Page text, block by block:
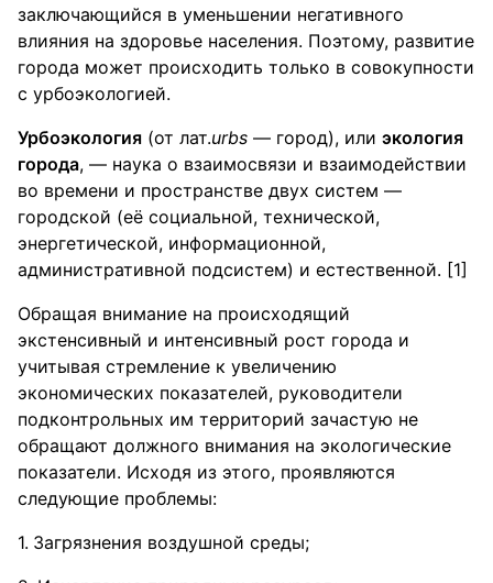
заключающийся в уменьшении негативного
влияния на здоровье населения. Поэтому, развитие
города может происходить только в совокупности
с урбоэкологией.
Урбоэкология (от лат.urbs — город), или экология
города, — наука о взаимосвязи и взаимодействии
во времени и пространстве двух систем —
городской (её социальной, технической,
энергетической, информационной,
административной подсистем) и естественной. [1]
Обращая внимание на происходящий
экстенсивный и интенсивный рост города и
учитывая стремление к увеличению
экономических показателей, руководители
подконтрольных им территорий зачастую не
обращают должного внимания на экологические
показатели. Исходя из этого, проявляются
следующие проблемы:
Загрязнения воздушной среды;